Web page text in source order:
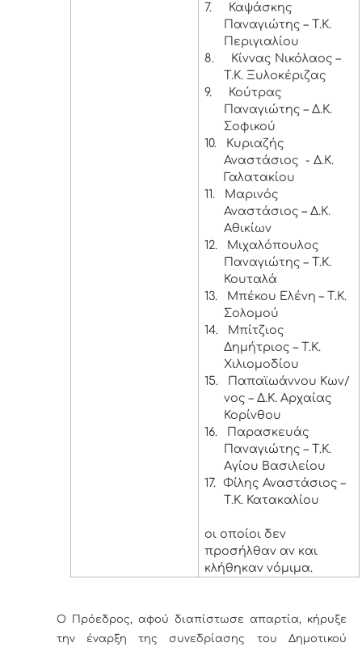
7.
Καψάσκης
Παναγιώτης – Τ.Κ.
Περιγιαλίου
8.
Κίννας Νικόλαος –
Τ.Κ. Ξυλοκέριζας
9.
Κούτρας
Παναγιώτης – Δ.Κ.
Σοφικού
10.
Κυριαζής
Αναστάσιος - Δ.Κ.
Γαλατακίου
11.
Μαρινός
Αναστάσιος – Δ.Κ.
Αθικίων
12.
Μιχαλόπουλος
Παναγιώτης – Τ.Κ.
Κουταλά
13.
Μπέκου Ελένη – Τ.Κ.
Σολομού
14.
Μπίτζιος
Δημήτριος – Τ.Κ.
Χιλιομοδίου
15.
Παπαϊωάννου Κων/
νος – Δ.Κ. Αρχαίας
Κορίνθου
16.
Παρασκευάς
Παναγιώτης – Τ.Κ.
Αγίου Βασιλείου
17. Φίλης Αναστάσιος –
Τ.Κ. Κατακαλίου
οι οποίοι δεν
προσήλθαν αν και
κλήθηκαν νόμιμα.
Ο Πρόεδρος, αφού διαπίστωσε απαρτία, κήρυξε
την έναρξη της συνεδρίασης του Δημοτικού